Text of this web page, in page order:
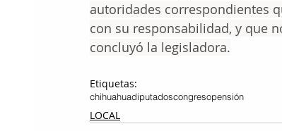
autoridades correspondientes
con su responsabilidad, y que
concluyó la legisladora.
Etiquetas:
chihuahuadiputadoscongresopensión
LOCAL